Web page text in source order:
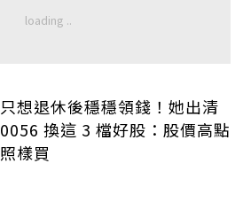
只想退休後穩穩領錢！她出清
0056 換這 3 檔好股：股價高點
照樣買